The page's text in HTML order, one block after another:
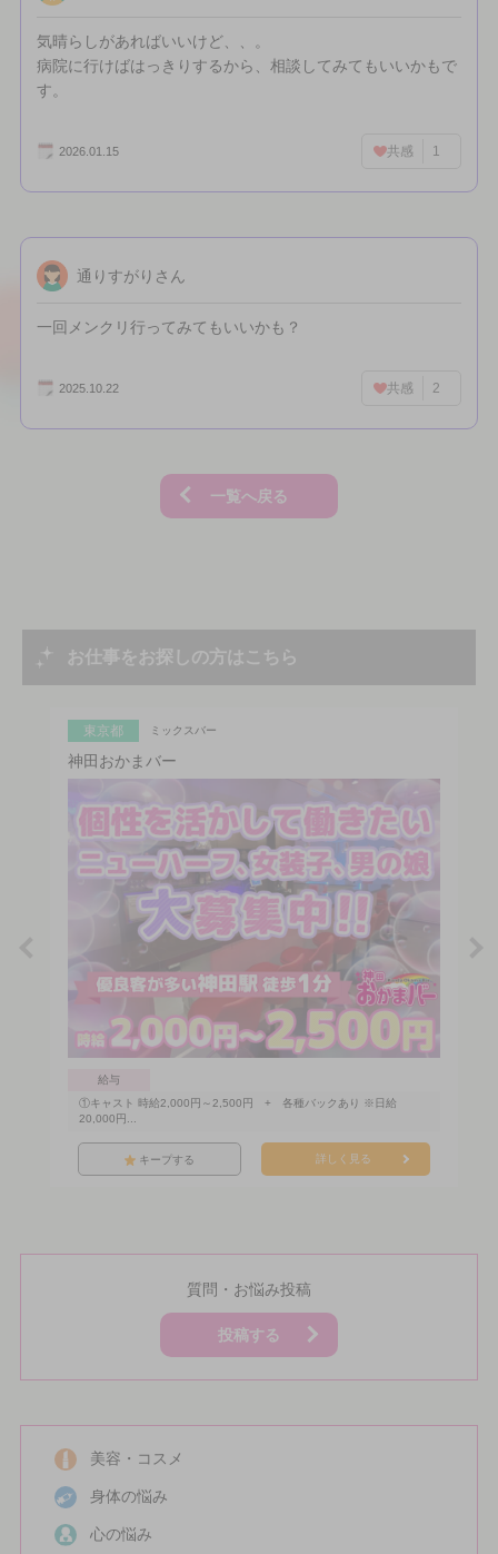
気晴らしがあればいいけど、、。
病院に行けばはっきりするから、相談してみてもいいかもで
す。
2026.01.15 共感 1
通りすがりさん
一回メンクリ行ってみてもいいかも？
2025.10.22 共感 2
一覧へ戻る
お仕事をお探しの方はこちら
東京都 ミックスバー
神田おかまバー
給与
①キャスト 時給2,000円～2,500円 + 各種バックあり ※日給
20,000円...
キープする 詳しく見る
質問・お悩み投稿
投稿する
美容・コスメ
身体の悩み
心の悩み